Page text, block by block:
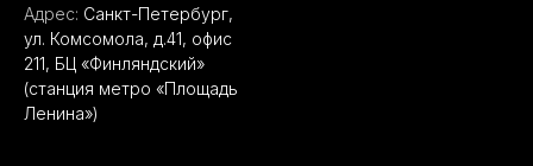
Адрес: Санкт-Петербург,
ул. Комсомола, д.41, офис
211, БЦ «Финляндский»
(станция метро «Площадь
Ленина»)